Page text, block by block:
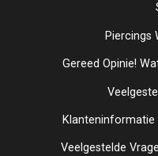
Piercings
Gereed Opinie!
Veelgestelde